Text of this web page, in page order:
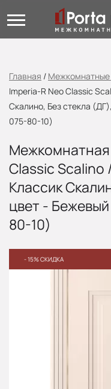
Главная / Межкомнатные
Imperia-R Neo Classic
Скалино, Без стекла
075-80-10)
Межкомнатная
Classic
Классик
цвет -
80-10)
- 15% СКИДКА